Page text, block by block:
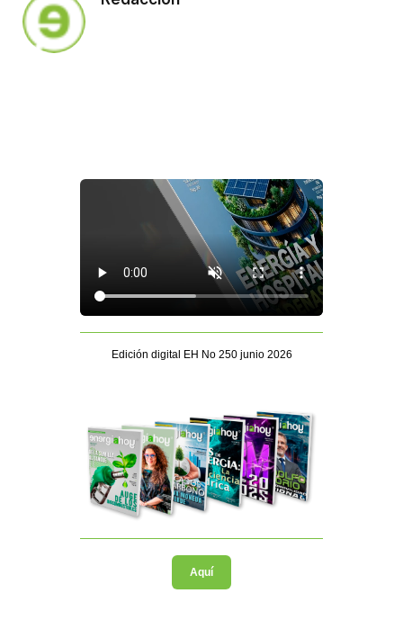
Edición digital EH No 250 junio 2026
Aquí